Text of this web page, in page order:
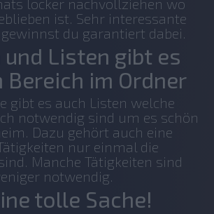
ist. Sehr interessante
du garantiert dabei.
und Listen gibt es
Bereich im Ordner
gibt es auch Listen welche
notwendig sind um es schön
Dazu gehört auch eine
nur einmal die
Manche Tätigkeiten sind
notwendig.
tolle Sache!